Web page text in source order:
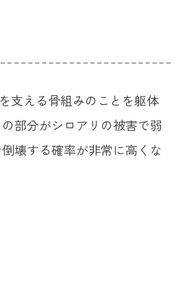
支える骨組みのことを躯体
部分がシロアリの被害で弱
壊する確率が非常に高くな